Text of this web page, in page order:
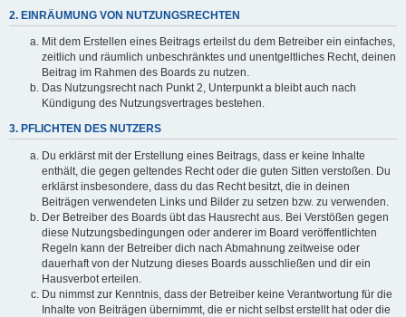
2. EINRÄUMUNG VON NUTZUNGSRECHTEN
Mit dem Erstellen eines Beitrags erteilst du dem Betreiber ein einfaches,
zeitlich und räumlich unbeschränktes und unentgeltliches Recht, deinen
Beitrag im Rahmen des Boards zu nutzen.
Das Nutzungsrecht nach Punkt 2, Unterpunkt a bleibt auch nach
Kündigung des Nutzungsvertrages bestehen.
3. PFLICHTEN DES NUTZERS
Du erklärst mit der Erstellung eines Beitrags, dass er keine Inhalte
enthält, die gegen geltendes Recht oder die guten Sitten verstoßen. Du
erklärst insbesondere, dass du das Recht besitzt, die in deinen
Beiträgen verwendeten Links und Bilder zu setzen bzw. zu verwenden.
Der Betreiber des Boards übt das Hausrecht aus. Bei Verstößen gegen
diese Nutzungsbedingungen oder anderer im Board veröffentlichten
Regeln kann der Betreiber dich nach Abmahnung zeitweise oder
dauerhaft von der Nutzung dieses Boards ausschließen und dir ein
Hausverbot erteilen.
Du nimmst zur Kenntnis, dass der Betreiber keine Verantwortung für die
Inhalte von Beiträgen übernimmt, die er nicht selbst erstellt hat oder die